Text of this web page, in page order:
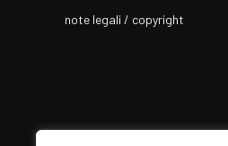
note legali / copyright